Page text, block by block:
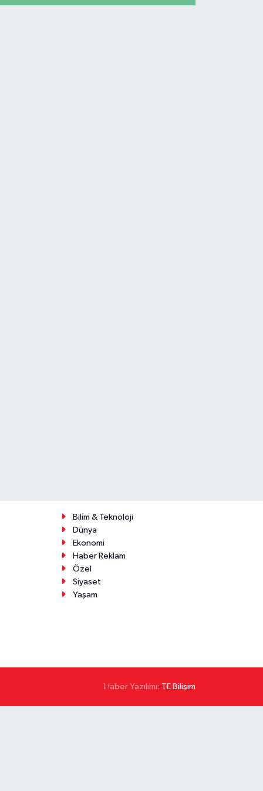
Bilim & Teknoloji
Dünya
Ekonomi
Haber Reklam
Özel
Siyaset
Yaşam
Haber Yazılımı: TE Bilişim